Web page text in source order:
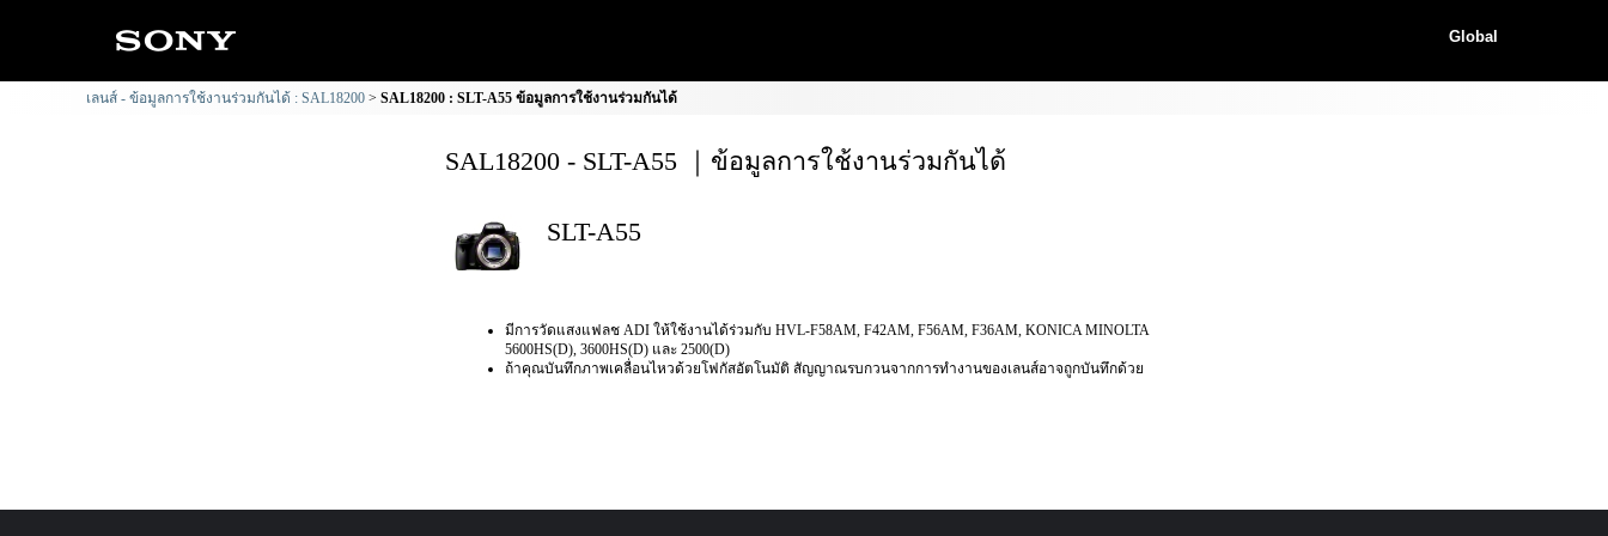
Global
เลนส์ - ข้อมูลการใช้งานร่วมกันได้ : SAL18200 SAL18200 : SLT-A55 ข้อมูลการใช้งานร่วมกันได้
SAL18200 - SLT-A55 ｜ข้อมูลการใช้งานร่วมกันได้
SLT-A55
มีการวัดแสงแฟลช ADI ให้ใช้งานได้ร่วมกับ HVL-F58AM, F42AM, F56AM, F36AM, KONICA MINOLTA
5600HS(D), 3600HS(D) และ 2500(D)
ถ้าคุณบันทึกภาพเคลื่อนไหวด้วยโฟกัสอัตโนมัติ สัญญาณรบกวนจากการทำงานของเลนส์อาจถูกบันทึกด้วย